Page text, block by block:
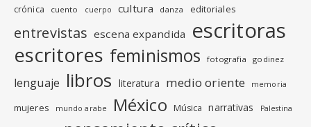
crónica cuento cuerpo cultura danza editoriales
entrevistas escena expandida escritoras
escritores feminismos fotografia godinez
lenguaje libros literatura medio oriente memoria
mujeres mundo arabe México Música narrativas Palestina